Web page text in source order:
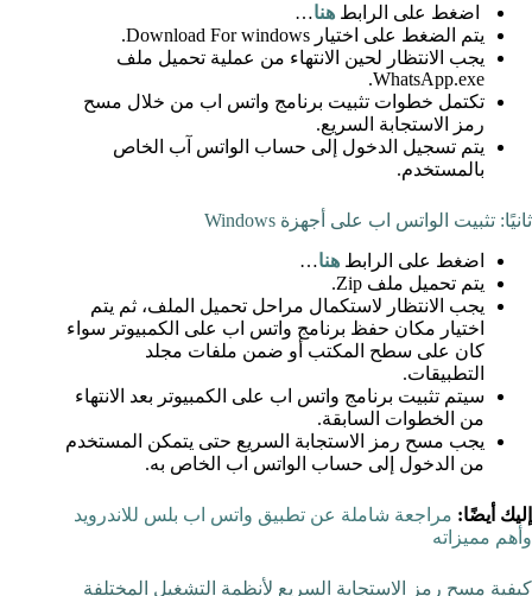
اضغط على الرابط هنا…
يتم الضغط على اختيار Download For windows.
يجب الانتظار لحين الانتهاء من عملية تحميل ملف
WhatsApp.exe.
تكتمل خطوات تثبيت برنامج واتس اب من خلال مسح
رمز الاستجابة السريع.
يتم تسجيل الدخول إلى حساب الواتس آب الخاص
بالمستخدم.
ثانيًا: تثبيت الواتس اب على أجهزة Windows
اضغط على الرابط هنا…
يتم تحميل ملف Zip.
يجب الانتظار لاستكمال مراحل تحميل الملف، ثم يتم
اختيار مكان حفظ برنامج واتس اب على الكمبيوتر سواء
كان على سطح المكتب أو ضمن ملفات مجلد
التطبيقات.
سيتم تثبيت برنامج واتس اب على الكمبيوتر بعد الانتهاء
من الخطوات السابقة.
يجب مسح رمز الاستجابة السريع حتى يتمكن المستخدم
من الدخول إلى حساب الواتس اب الخاص به.
إليك أيضًا: مراجعة شاملة عن تطبيق واتس اب بلس للاندرويد
وأهم مميزاته
كيفية مسح رمز الاستجابة السريع لأنظمة التشغيل المختلفة